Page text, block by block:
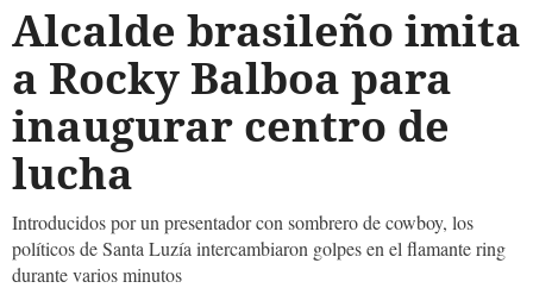
Alcalde brasileño imita
a Rocky Balboa para
inaugurar centro de
lucha
Introducidos por un presentador con sombrero de cowboy, los
políticos de Santa Luzía intercambiaron golpes en el flamante ring
durante varios minutos